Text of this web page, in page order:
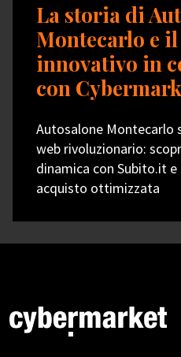
La storia di
Montecarlo e
innovativo in
con
Autosalone Montecarlo
web rivoluzionario:
dinamica con Subito.it e
acquisto ottimizzata